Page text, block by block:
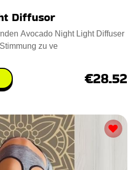
Diffusor
Avocado Night Light Diffuser
zu ve
€28.52